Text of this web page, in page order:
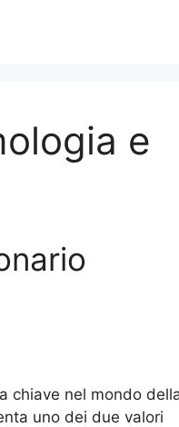
e
chiave nel mondo
uno dei due valori